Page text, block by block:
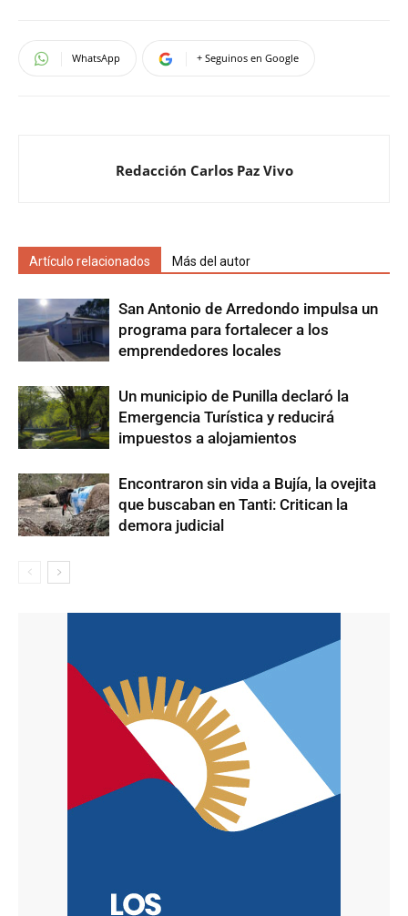
WhatsApp + Seguinos en Google
Redacción Carlos Paz Vivo
Artículo relacionados Más del autor
San Antonio de Arredondo impulsa un
programa para fortalecer a los
emprendedores locales
Un municipio de Punilla declaró la
Emergencia Turística y reducirá
impuestos a alojamientos
Encontraron sin vida a Bujía, la ovejita
que buscaban en Tanti: Critican la
demora judicial